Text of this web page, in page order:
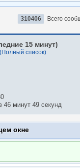
310406 Всего
15 минут)
(Полный список)
46 минут 50 секунд